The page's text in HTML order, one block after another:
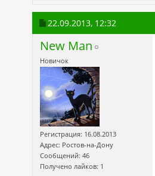
22.09.2013, 12:32
New Man
Новичок
Регистрация: 16.08.2013
Адрес: Ростов-на-Дону
Сообщений: 46
Получено лайков: 1